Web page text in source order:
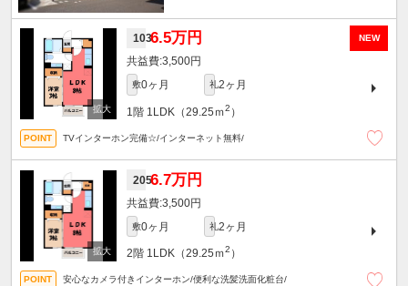
NEW
1036.5万円
3,500円
敷0ヶ月 礼2ヶ月
1階 1LDK（29.25ｍ2 ）
TVインターホン完備☆/インターネット無料/
2056.7万円
3,500円
敷0ヶ月 礼2ヶ月
2階 1LDK（29.25ｍ2 ）
安心なカメラ付きインターホン/便利な洗髪洗面化粧台/